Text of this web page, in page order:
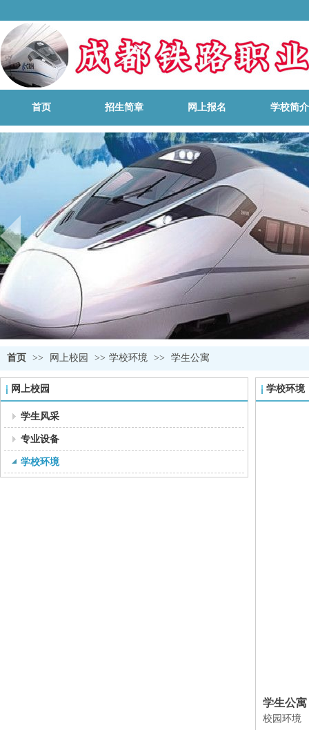
首页 招生简章 网上报名 学校简介
首页 >> 网上校园 >> 学校环境 >> 学生公寓
网上校园
学生风采
专业设备
学校环境
学校环境
学生公寓
校园环境